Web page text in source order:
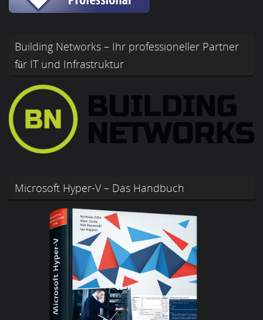
Building Networks – Ihr professioneller Partner
für IT und Infrastruktur
Microsoft Hyper-V – Das Handbuch